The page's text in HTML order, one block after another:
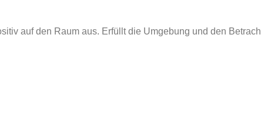
auf den Raum aus. Erfüllt die Umgebung und den